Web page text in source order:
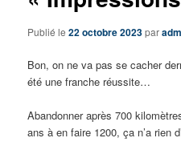
Publié le22 octobre 2023par
Bon, on ne va pas se cacher
été une franche réussite…
Abandonner après 700
ans à en faire 1200, ça n’a rien